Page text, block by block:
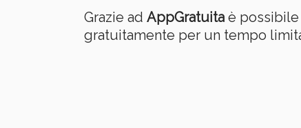
Grazie ad AppGratuita è possibile
gratuitamente per un tempo